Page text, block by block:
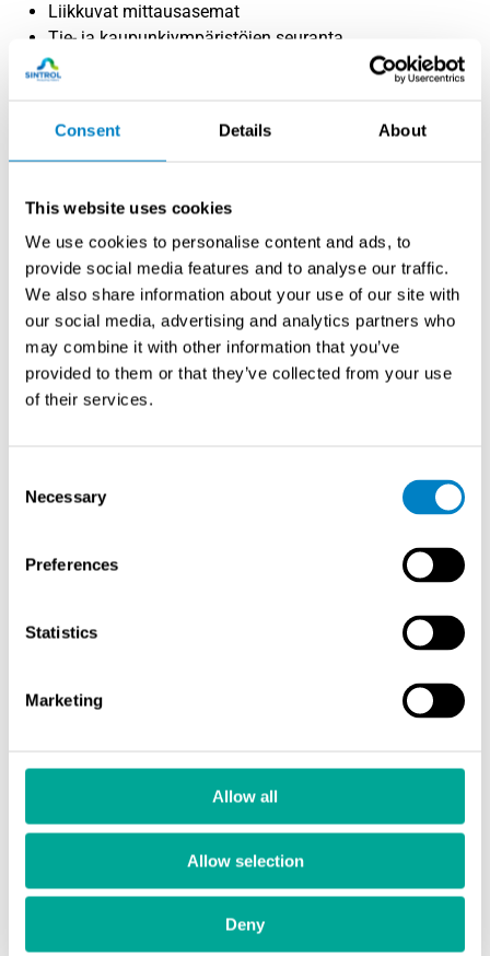
Consent Details About
This website uses cookies
We use cookies to personalise content and ads, to
provide social media features and to analyse our traffic.
We also share information about your use of our site with
our social media, advertising and analytics partners who
may combine it with other information that you’ve
provided to them or that they’ve collected from your use
of their services.
Selection
Necessary
Preferences
Statistics
Marketing
Allow all
Allow selection
Deny
Liikkuvat mittausasemat
Tie- ja kaupunkiympäristöjen seuranta
Ilmasto- ja säteilytutkimus
Päästöjen lähde-erottelu (fossiiliset vs. biomassa)
Moniaaltopituuksia hyödyntävä kiinteä analysaattori
Acoem